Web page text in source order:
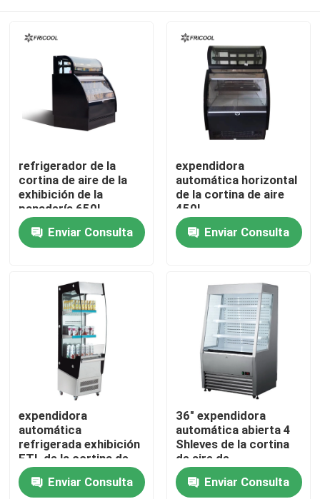
Inicio
Productos
Sobre nosotros
Control de Calidad
Contacto
Todos los casos
Vitrina refrigerada de la panadería
Caja refrigerada de la tienda de delicatessen
refrigerador de la
cortina de aire de la
exhibición de la
panadería 650L
Enviar Consulta
expendidora
automática horizontal
de la cortina de aire
450L
Enviar Consulta
expendidora
automática
refrigerada exhibición
ETL de la cortina de
aire de Undercounter
del gabinete 180L
Enviar Consulta
36" expendidora
automática abierta 4
Shleves de la cortina
de aire de
Undercounter
Enviar Consulta